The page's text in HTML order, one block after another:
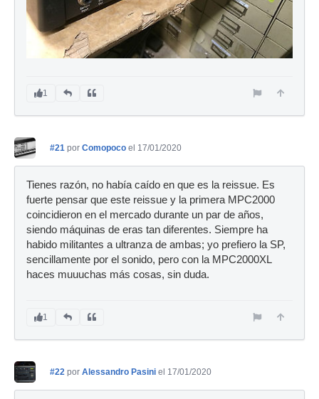
1
#21 por Comopoco el 17/01/2020
Tienes razón, no había caído en que es la reissue. Es
fuerte pensar que este reissue y la primera MPC2000
coincidieron en el mercado durante un par de años,
siendo máquinas de eras tan diferentes. Siempre ha
habido militantes a ultranza de ambas; yo prefiero la SP,
sencillamente por el sonido, pero con la MPC2000XL
haces muuuchas más cosas, sin duda.
1
#22 por Alessandro Pasini el 17/01/2020